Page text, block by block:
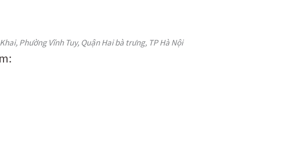
Phường Vĩnh Tuy, Quận Hai bà trưng, TP Hà Nội